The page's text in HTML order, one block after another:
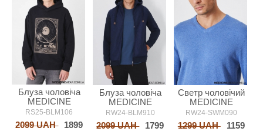
Блуза чоловіча
MEDICINE
RS25-BLM106
2099 UAH
1899
Блуза чоловіча
MEDICINE
RW24-BLM910
2099 UAH 1799
Светр чоловічий
MEDICINE
RW24-SWM090
1299 UAH 1159